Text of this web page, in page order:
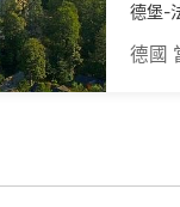
德堡-
德國